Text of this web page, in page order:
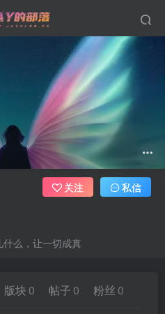
么，让一切成真
关注 私信
版块 0 帖子 0 粉丝 0